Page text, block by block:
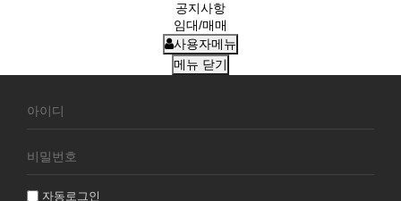
공지사항
임대/매매
사용자메뉴
메뉴 닫기
원
그
자동로그인